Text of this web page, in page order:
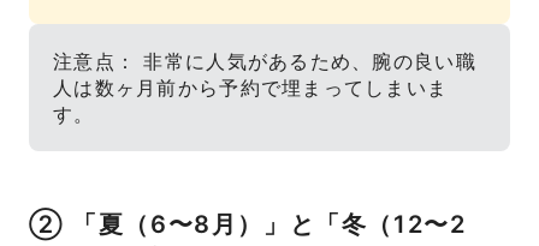
注意点： 非常に人気があるため、腕の良い職
人は数ヶ月前から予約で埋まってしまいま
す。
② 「夏（6〜8月）」と「冬（12〜2